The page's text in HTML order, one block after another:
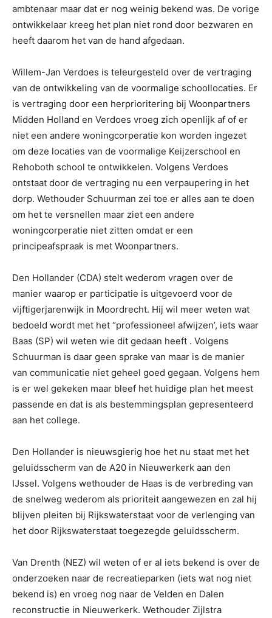
ambtenaar maar dat er nog weinig bekend was. De vorige
ontwikkelaar kreeg het plan niet rond door bezwaren en
heeft daarom het van de hand afgedaan.
Willem-Jan Verdoes is teleurgesteld over de vertraging
van de ontwikkeling van de voormalige schoollocaties. Er
is vertraging door een herprioritering bij Woonpartners
Midden Holland en Verdoes vroeg zich openlijk af of er
niet een andere woningcorperatie kon worden ingezet
om deze locaties van de voormalige Keijzerschool en
Rehoboth school te ontwikkelen. Volgens Verdoes
ontstaat door de vertraging nu een verpaupering in het
dorp. Wethouder Schuurman zei toe er alles aan te doen
om het te versnellen maar ziet een andere
woningcorperatie niet zitten omdat er een
principeafspraak is met Woonpartners.
Den Hollander (CDA) stelt wederom vragen over de
manier waarop er participatie is uitgevoerd voor de
vijftigerjarenwijk in Moordrecht. Hij wil meer weten wat
bedoeld wordt met het “professioneel afwijzen’, iets waar
Baas (SP) wil weten wie dit gedaan heeft . Volgens
Schuurman is daar geen sprake van maar is de manier
van communicatie niet geheel goed gegaan. Volgens hem
is er wel gekeken maar bleef het huidige plan het meest
passende en dat is als bestemmingsplan gepresenteerd
aan het college.
Den Hollander is nieuwsgierig hoe het nu staat met het
geluidsscherm van de A20 in Nieuwerkerk aan den
IJssel. Volgens wethouder de Haas is de verbreding van
de snelweg wederom als prioriteit aangewezen en zal hij
blijven pleiten bij Rijkswaterstaat voor de verlenging van
het door Rijkswaterstaat toegezegde geluidsscherm.
Van Drenth (NEZ) wil weten of er al iets bekend is over de
onderzoeken naar de recreatieparken (iets wat nog niet
bekend is) en vroeg nog naar de Velden en Dalen
reconstructie in Nieuwerkerk. Wethouder Zijlstra